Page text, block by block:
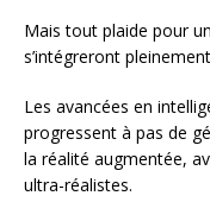
Mais tout plaide pour
s’intégreront
Les avancées en
progressent à pas de
la réalité augmentée,
ultra-réalistes.